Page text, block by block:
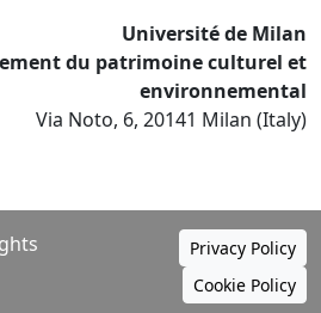
Université de Milan
du patrimoine culturel et
environnemental
Via Noto, 6, 20141 Milan (Italy)
Privacy Policy
Cookie Policy